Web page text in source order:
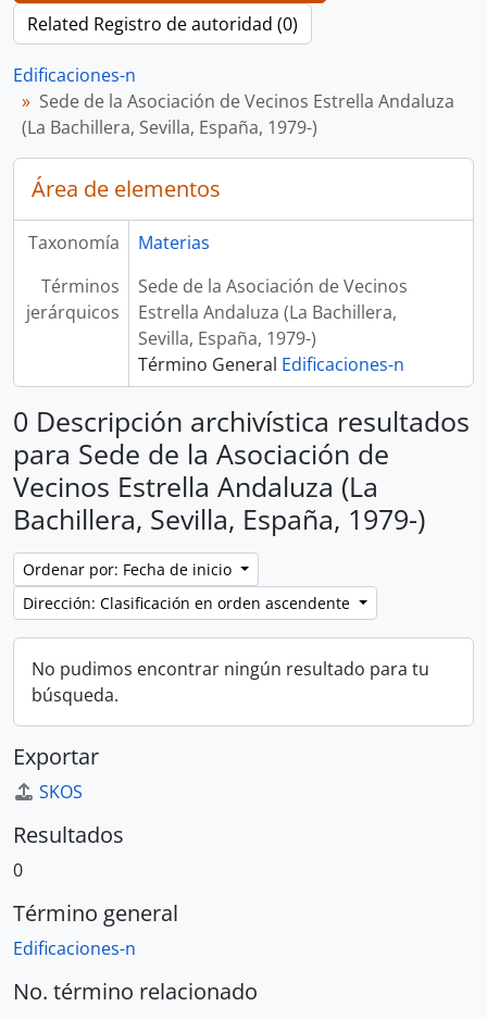
Related Registro de autoridad (0)
Edificaciones-n
Sede de la Asociación de Vecinos Estrella Andaluza
(La Bachillera, Sevilla, España, 1979-)
Área de elementos
Taxonomía
Materias
Términos
jerárquicos
Sede de la Asociación de Vecinos
Estrella Andaluza (La Bachillera,
Sevilla, España, 1979-)
Término General Edificaciones-n
0 Descripción archivística resultados
para Sede de la Asociación de
Vecinos Estrella Andaluza (La
Bachillera, Sevilla, España, 1979-)
Ordenar por: Fecha de inicio
Dirección: Clasificación en orden ascendente
No pudimos encontrar ningún resultado para tu
búsqueda.
Exportar
SKOS
Resultados
0
Término general
Edificaciones-n
No. término relacionado